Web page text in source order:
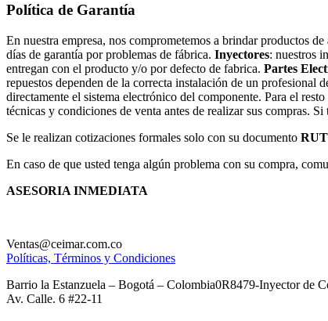
Política de Garantía
En nuestra empresa, nos comprometemos a brindar productos
días de garantía por problemas de fábrica. Inyectores: nuestros
entregan con el producto y/o por defecto de fabrica. Partes
repuestos dependen de la correcta instalación de un profesional
directamente el sistema electrónico del componente. Para el
técnicas y condiciones de venta antes de realizar sus compras.
Se le realizan cotizaciones formales solo con su documento RUT
En caso de que usted tenga algún problema con su compra,
ASESORIA INMEDIATA
Ventas@ceimar.com.co
Políticas, Términos y Condiciones
Barrio la Estanzuela – Bogotá – Colombia0R8479-Inyector de
Av. Calle. 6 #22-11